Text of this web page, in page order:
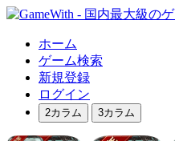
ホーム
ゲーム検索
新規登録
ログイン
2カラム 3カラム